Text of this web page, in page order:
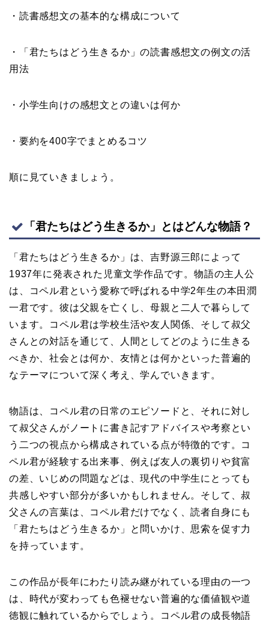
・読書感想文の基本的な構成について
・「君たちはどう生きるか」の読書感想文の例文の活
用法
・小学生向けの感想文との違いは何か
・要約を400字でまとめるコツ
順に見ていきましょう。
「君たちはどう生きるか」とはどんな物語？
「君たちはどう生きるか」は、吉野源三郎によって
1937年に発表された児童文学作品です。物語の主人公
は、コペル君という愛称で呼ばれる中学2年生の本田潤
一君です。彼は父親を亡くし、母親と二人で暮らして
います。コペル君は学校生活や友人関係、そして叔父
さんとの対話を通じて、人間としてどのように生きる
べきか、社会とは何か、友情とは何かといった普遍的
なテーマについて深く考え、学んでいきます。
物語は、コペル君の日常のエピソードと、それに対し
て叔父さんがノートに書き記すアドバイスや考察とい
う二つの視点から構成されている点が特徴的です。コ
ペル君が経験する出来事、例えば友人の裏切りや貧富
の差、いじめの問題などは、現代の中学生にとっても
共感しやすい部分が多いかもしれません。そして、叔
父さんの言葉は、コペル君だけでなく、読者自身にも
「君たちはどう生きるか」と問いかけ、思索を促す力
を持っています。
この作品が長年にわたり読み継がれている理由の一つ
は、時代が変わっても色褪せない普遍的な価値観や道
徳観に触れているからでしょう。コペル君の成長物語